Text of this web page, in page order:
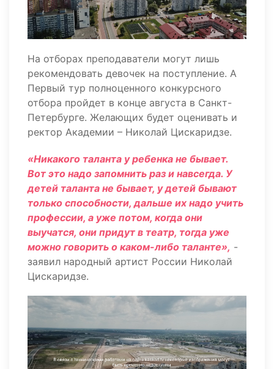
На отборах преподаватели могут лишь
рекомендовать девочек на поступление. А
Первый тур полноценного конкурсного
отбора пройдет в конце августа в Санкт-
Петербурге. Желающих будет оценивать и
ректор Академии – Николай Цискаридзе.
«Никакого таланта у ребенка не бывает.
Вот это надо запомнить раз и навсегда. У
детей таланта не бывает, у детей бывают
только способности, дальше их надо учить
профессии, а уже потом, когда они
выучатся, они придут в театр, тогда уже
можно говорить о каком-либо таланте», -
заявил народный артист России Николай
Цискаридзе.